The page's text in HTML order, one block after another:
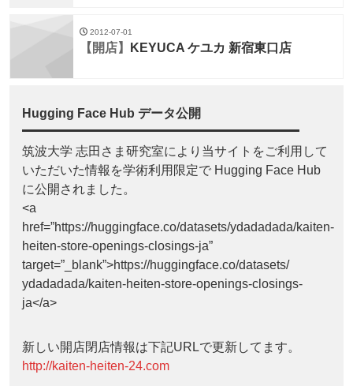
2012-07-01
【開店】 KEYUCA ケユカ 新宿東口店
Hugging Face Hub データ公開
筑波大学 志田さま研究室により当サイトをご利用して
いただいた情報を学術利用限定で Hugging Face Hub
に公開されました。
<a
href=”https://huggingface.co/datasets/ydadadada/kaiten-
heiten-store-openings-closings-ja”
target=”_blank”>https://huggingface.co/datasets/
ydadadada/kaiten-heiten-store-openings-closings-
ja</a>
新しい開店閉店情報は下記URLで更新してます。
http://kaiten-heiten-24.com